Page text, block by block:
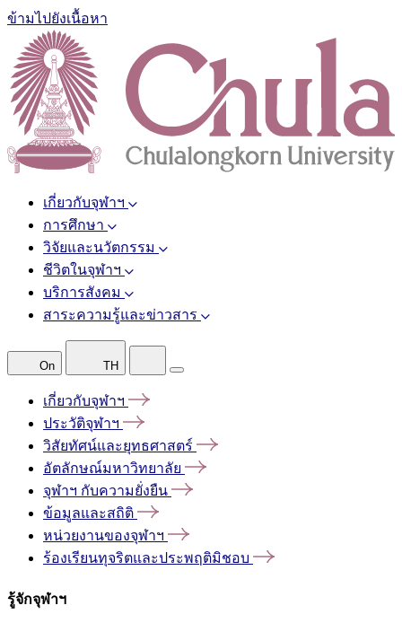
ข้ามไปยังเนื้อหา
เกี่ยวกับจุฬาฯ
การศึกษา
วิจัยและนวัตกรรม
ชีวิตในจุฬาฯ
บริการสังคม
สาระความรู้และข่าวสาร
On TH
เกี่ยวกับจุฬาฯ
ประวัติจุฬาฯ
วิสัยทัศน์และยุทธศาสตร์
อัตลักษณ์มหาวิทยาลัย
จุฬาฯ กับความยั่งยืน
ข้อมูลและสถิติ
หน่วยงานของจุฬาฯ
ร้องเรียนทุจริตและประพฤติมิชอบ
รู้จักจุฬาฯ